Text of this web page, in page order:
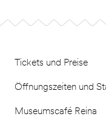
Tickets und Preise
Öffnungszeiten und
Museumscafé Reina